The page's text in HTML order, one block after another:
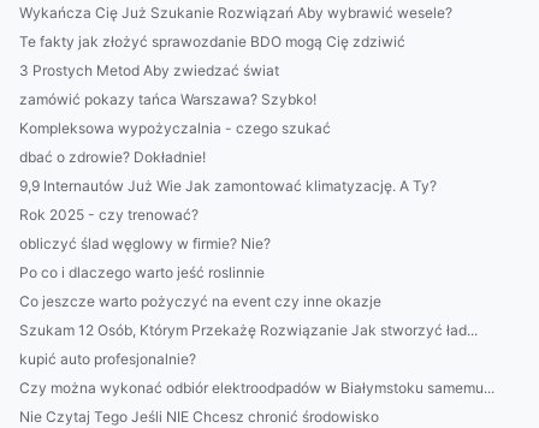
Wykańcza Cię Już Szukanie Rozwiązań Aby wybrawić wesele?
Te fakty jak złożyć sprawozdanie BDO mogą Cię zdziwić
3 Prostych Metod Aby zwiedzać świat
zamówić pokazy tańca Warszawa? Szybko!
Kompleksowa wypożyczalnia - czego szukać
dbać o zdrowie? Dokładnie!
9,9 Internautów Już Wie Jak zamontować klimatyzację. A Ty?
Rok 2025 - czy trenować?
obliczyć ślad węglowy w firmie? Nie?
Po co i dlaczego warto jeść roslinnie
Co jeszcze warto pożyczyć na event czy inne okazje
Szukam 12 Osób, Którym Przekażę Rozwiązanie Jak stworzyć ład...
kupić auto profesjonalnie?
Czy można wykonać odbiór elektroodpadów w Białymstoku samemu...
Nie Czytaj Tego Jeśli NIE Chcesz chronić środowisko